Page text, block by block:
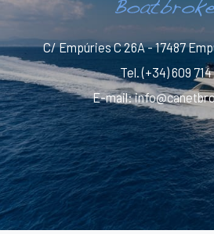
C/ Empúries C 26A - 17487
Tel.(+34) 609 714
E-mail: